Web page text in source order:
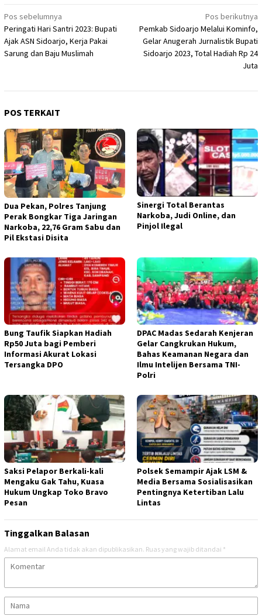
Navigasi
pos
Pos sebelumnya
Peringati Hari Santri 2023: Bupati
Ajak ASN Sidoarjo, Kerja Pakai
Sarung dan Baju Muslimah
Pos berikutnya
Pemkab Sidoarjo Melalui Kominfo,
Gelar Anugerah Jurnalistik Bupati
Sidoarjo 2023, Total Hadiah Rp 24
Juta
POS TERKAIT
Dua Pekan, Polres Tanjung
Perak Bongkar Tiga Jaringan
Narkoba, 22,76 Gram Sabu dan
Pil Ekstasi Disita
Sinergi Total Berantas
Narkoba, Judi Online, dan
Pinjol Ilegal
Bung Taufik Siapkan Hadiah
Rp50 Juta bagi Pemberi
Informasi Akurat Lokasi
Tersangka DPO
DPAC Madas Sedarah Kenjeran
Gelar Cangkrukan Hukum,
Bahas Keamanan Negara dan
Ilmu Intelijen Bersama TNI-
Polri
Saksi Pelapor Berkali-kali
Mengaku Gak Tahu, Kuasa
Hukum Ungkap Toko Bravo
Pesan
Polsek Semampir Ajak LSM &
Media Bersama Sosialisasikan
Pentingnya Ketertiban Lalu
Lintas
Tinggalkan Balasan
Alamat email Anda tidak akan dipublikasikan. Ruas yang wajib ditandai *